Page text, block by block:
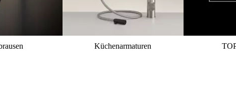
Küchenarmaturen